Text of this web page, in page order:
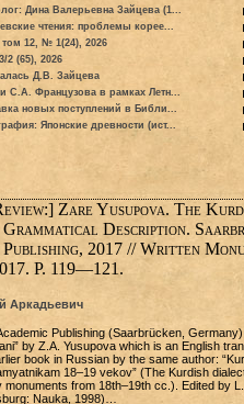
Дина Валерьевна Зайцева (1...
чтения: проблемы корее...
том 12, № 1(24), 2026
2 (65), 2026
Д.В. Зайцева
С.А. Французова в рамках Летн...
новых поступлений в Библи...
Японские древности (ист...
Zare Yusupova. The
Description.
Publishing, 2017 // Written
P. 119—121.
Аркадьевич
Publishing (Saarbrücken,
by Z.A. Yusupova which is an English
book in Russian by the same author:
18–19 vekov” (The Kurdish
from 18th–19th cc.). Edited by
Nauka, 1998)…